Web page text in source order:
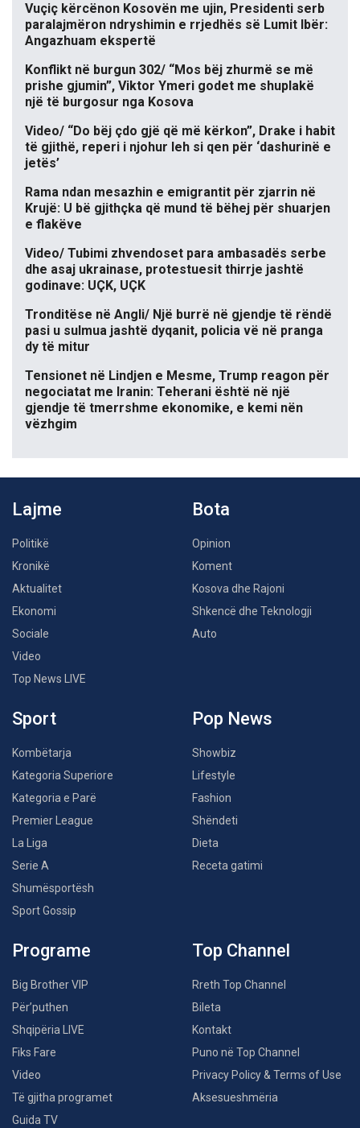
Vuçiç kërcënon Kosovën me ujin, Presidenti serb
paralajmëron ndryshimin e rrjedhës së Lumit Ibër:
Angazhuam ekspertë
Konflikt në burgun 302/ “Mos bëj zhurmë se më
prishe gjumin”, Viktor Ymeri godet me shuplakë
një të burgosur nga Kosova
Video/ “Do bëj çdo gjë që më kërkon”, Drake i habit
të gjithë, reperi i njohur leh si qen për ‘dashurinë e
jetës’
Rama ndan mesazhin e emigrantit për zjarrin në
Krujë: U bë gjithçka që mund të bëhej për shuarjen
e flakëve
Video/ Tubimi zhvendoset para ambasadës serbe
dhe asaj ukrainase, protestuesit thirrje jashtë
godinave: UÇK, UÇK
Tronditëse në Angli/ Një burrë në gjendje të rëndë
pasi u sulmua jashtë dyqanit, policia vë në pranga
dy të mitur
Tensionet në Lindjen e Mesme, Trump reagon për
negociatat me Iranin: Teherani është në një
gjendje të tmerrshme ekonomike, e kemi nën
vëzhgim
Lajme
Politikë
Kronikë
Aktualitet
Ekonomi
Sociale
Video
Top News LIVE
Bota
Opinion
Koment
Kosova dhe Rajoni
Shkencë dhe Teknologji
Auto
Sport
Kombëtarja
Kategoria Superiore
Kategoria e Parë
Premier League
La Liga
Serie A
Shumësportësh
Sport Gossip
Pop News
Showbiz
Lifestyle
Fashion
Shëndeti
Dieta
Receta gatimi
Programe
Big Brother VIP
Për’puthen
Shqipëria LIVE
Fiks Fare
Video
Të gjitha programet
Guida TV
Top Channel
Rreth Top Channel
Bileta
Kontakt
Puno në Top Channel
Privacy Policy & Terms of Use
Aksesueshmëria